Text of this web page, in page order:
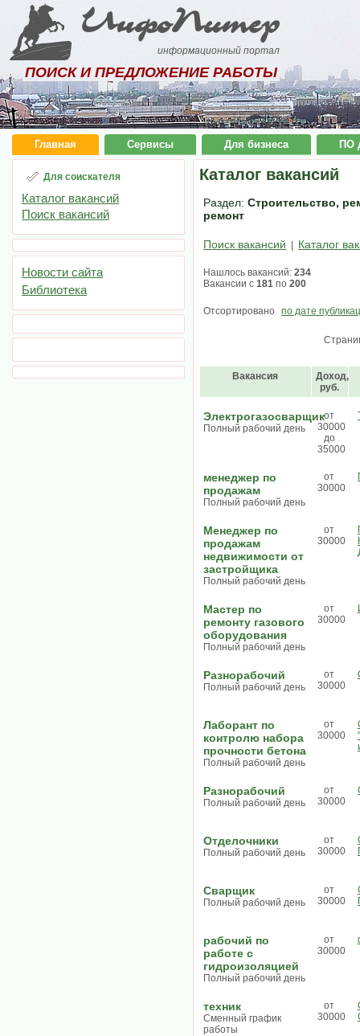
ИнфоПитер
информационный портал
ПОИСК И ПРЕДЛОЖЕНИЕ РАБОТЫ
Главная Сервисы Для бизнеса ПО
Для соискателя
Каталог вакансий
Поиск вакансий
Новости сайта
Библиотека
Каталог вакансий
Раздел: Строительство,
ремонт
Поиск вакансий Каталог
Нашлось вакансий: 234
Вакансии с 181 по 200
Отсортировано по дате
Вакансия
Доход,
руб.
Электрогазосварщик
Полный рабочий день
от
30000
до
35000
менеджер по
продажам
Полный рабочий день
от
30000
Менеджер по
продажам
недвижимости от
застройщика
Полный рабочий день
от
30000
Мастер по
ремонту газового
оборудования
Полный рабочий день
от
30000
Разнорабочий
Полный рабочий день
от
30000
Лаборант по
контролю набора
прочности бетона
Полный рабочий день
от
30000
Разнорабочий
Полный рабочий день
от
30000
Отделочники
Полный рабочий день
от
30000
Сварщик
Полный рабочий день
от
30000
рабочий по
работе с
гидроизоляцией
Полный рабочий день
от
30000
техник
Сменный график
работы
от
30000